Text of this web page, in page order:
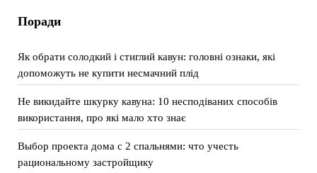
Поради
Як обрати солодкий і стиглий кавун: головні ознаки, які
допоможуть не купити несмачний плід
Не викидайте шкурку кавуна: 10 несподіваних способів
використання, про які мало хто знає
Выбор проекта дома с 2 спальнями: что учесть
рациональному застройщику